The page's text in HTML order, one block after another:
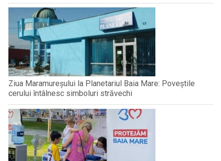
Ziua Maramureșului la Planetariul Baia Mare: Poveștile
cerului întâlnesc simboluri străvechi